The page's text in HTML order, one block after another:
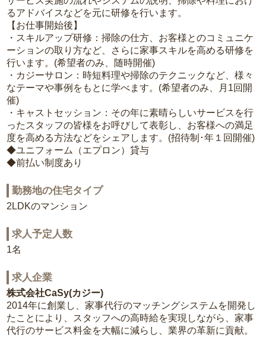
るアドバイスなどを元に研修を行います。
【お仕事開始後】
・スキルアップ研修：掃除の仕方、お客様とのコミュニケ
ーションの取り方など、さらに家事スキルを高める研修を
行います。(希望者のみ、随時開催)
・カジーサロン：時短料理や掃除のテクニックなど、様々
なテーマや事例をもとに学べます。(希望者のみ、月1回開
催)
・キャストセッション：その年に素晴らしいサービスを行
ったスタッフの皆様をお呼びして表彰し、お客様への満足
度を高める方法などをシェアします。(招待制･年１回開催)
◆ユニフォーム（エプロン）貸与
◆前払い制度あり
勤務地の住宅タイプ
2LDKのマンション
求人予定人数
1名
求人企業
株式会社CaSy(カジー)
2014年に創業し、家事代行のマッチングシステムを開発し
たことにより、スタッフへの高時給を実現しながら、家事
代行のサービス料金を大幅に減らし、業界の革新に貢献。